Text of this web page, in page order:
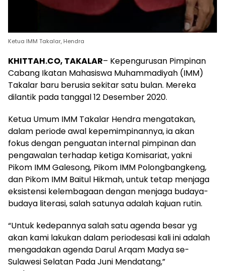
Ketua IMM Takalar, Hendra
KHITTAH.CO, TAKALAR– Kepengurusan Pimpinan
Cabang Ikatan Mahasiswa Muhammadiyah (IMM)
Takalar baru berusia sekitar satu bulan. Mereka
dilantik pada tanggal 12 Desember 2020.
Ketua Umum IMM Takalar Hendra mengatakan,
dalam periode awal kepemimpinannya, ia akan
fokus dengan penguatan internal pimpinan dan
pengawalan terhadap ketiga Komisariat, yakni
Pikom IMM Galesong, Pikom IMM Polongbangkeng,
dan Pikom IMM Baitul Hikmah, untuk tetap menjaga
eksistensi kelembagaan dengan menjaga budaya-
budaya literasi, salah satunya adalah kajuan rutin.
“Untuk kedepannya salah satu agenda besar yg
akan kami lakukan dalam periodesasi kali ini adalah
mengadakan agenda Darul Arqam Madya se-
Sulawesi Selatan Pada Juni Mendatang,”